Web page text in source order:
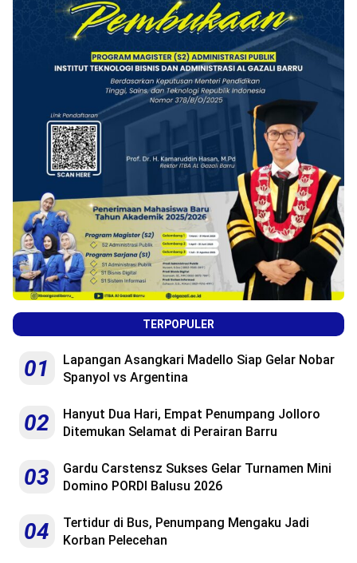
TERPOPULER
01
Lapangan Asangkari Madello Siap Gelar Nobar
Spanyol vs Argentina
02
Hanyut Dua Hari, Empat Penumpang Jolloro
Ditemukan Selamat di Perairan Barru
03
Gardu Carstensz Sukses Gelar Turnamen Mini
Domino PORDI Balusu 2026
04
Tertidur di Bus, Penumpang Mengaku Jadi
Korban Pelecehan